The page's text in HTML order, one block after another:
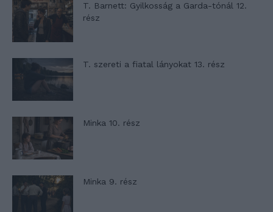
T. Barnett: Gyilkosság a Garda-tónál 12.
rész
T. szereti a fiatal lányokat 13. rész
Minka 10. rész
Minka 9. rész